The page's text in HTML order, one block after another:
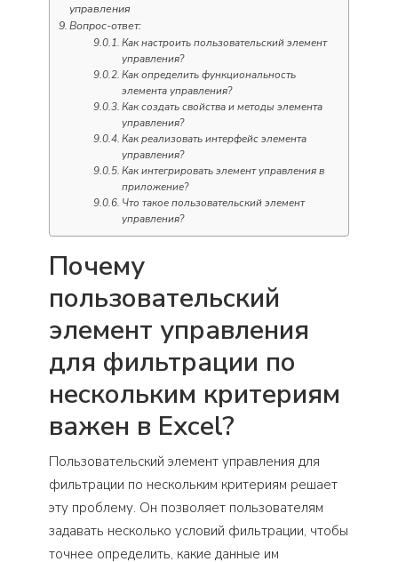
управления
Вопрос-ответ:
Как настроить пользовательский элемент
управления?
Как определить функциональность
элемента управления?
Как создать свойства и методы элемента
управления?
Как реализовать интерфейс элемента
управления?
Как интегрировать элемент управления в
приложение?
Что такое пользовательский элемент
управления?
Почему
пользовательский
элемент управления
для фильтрации по
нескольким критериям
важен в Excel?
Пользовательский элемент управления для
фильтрации по нескольким критериям решает
эту проблему. Он позволяет пользователям
задавать несколько условий фильтрации, чтобы
точнее определить, какие данные им